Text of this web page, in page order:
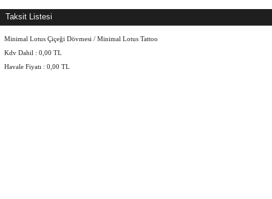
Taksit Listesi
Minimal Lotus Çiçeği Dövmesi / Minimal Lotus Tattoo
Kdv Dahil : 0,00 TL
Havale Fiyatı : 0,00 TL